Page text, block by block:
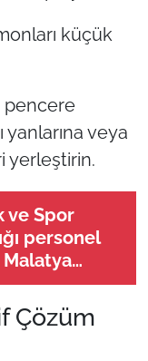
küçük
pencere
yanlarına veya
yerleştirin.
ve Spor
personel
ve
detayları
Çözüm